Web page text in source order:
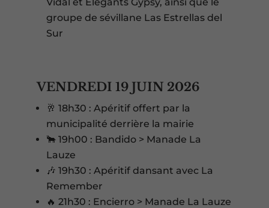
groupe de sévillane Las Estrellas del
Sur
VENDREDI 19 JUIN 2026
🥂 18h30 : Apéritif offert par la
municipalité derrière la mairie
🐂 19h00 : Bandido > Manade La
Lauze
🎶 19h30 : Apéritif dansant avec La
Remember
🔥 21h30 : Encierro > Manade La Lauze